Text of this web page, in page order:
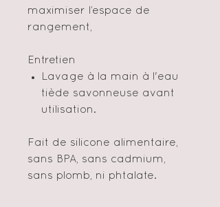
maximiser l’espace de
rangement,
Entretien
Lavage à la main à l'eau
tiède savonneuse avant
utilisation.
Fait de silicone alimentaire,
sans BPA, sans cadmium,
sans plomb, ni phtalate.